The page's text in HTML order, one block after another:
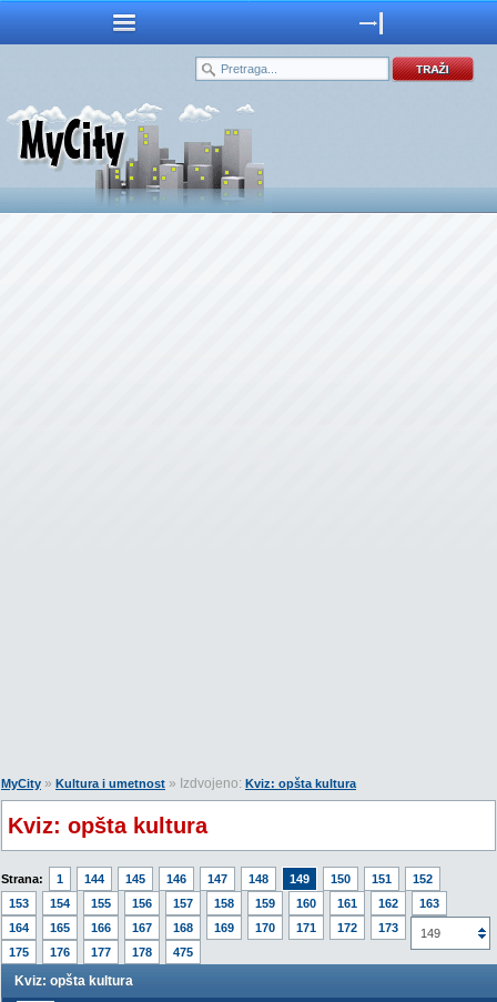
MyCity » Kultura i umetnost » Izdvojeno: Kviz: opšta kultura
Kviz: opšta kultura
Strana: 1 144 145 146 147 148 149 150 151
152
153
154 155 156 157 158 159 160 161 162
163
164
165 166 167 168 169 170 171 172 173
174
175
176 177 178 475
149
Kviz: opšta kultura